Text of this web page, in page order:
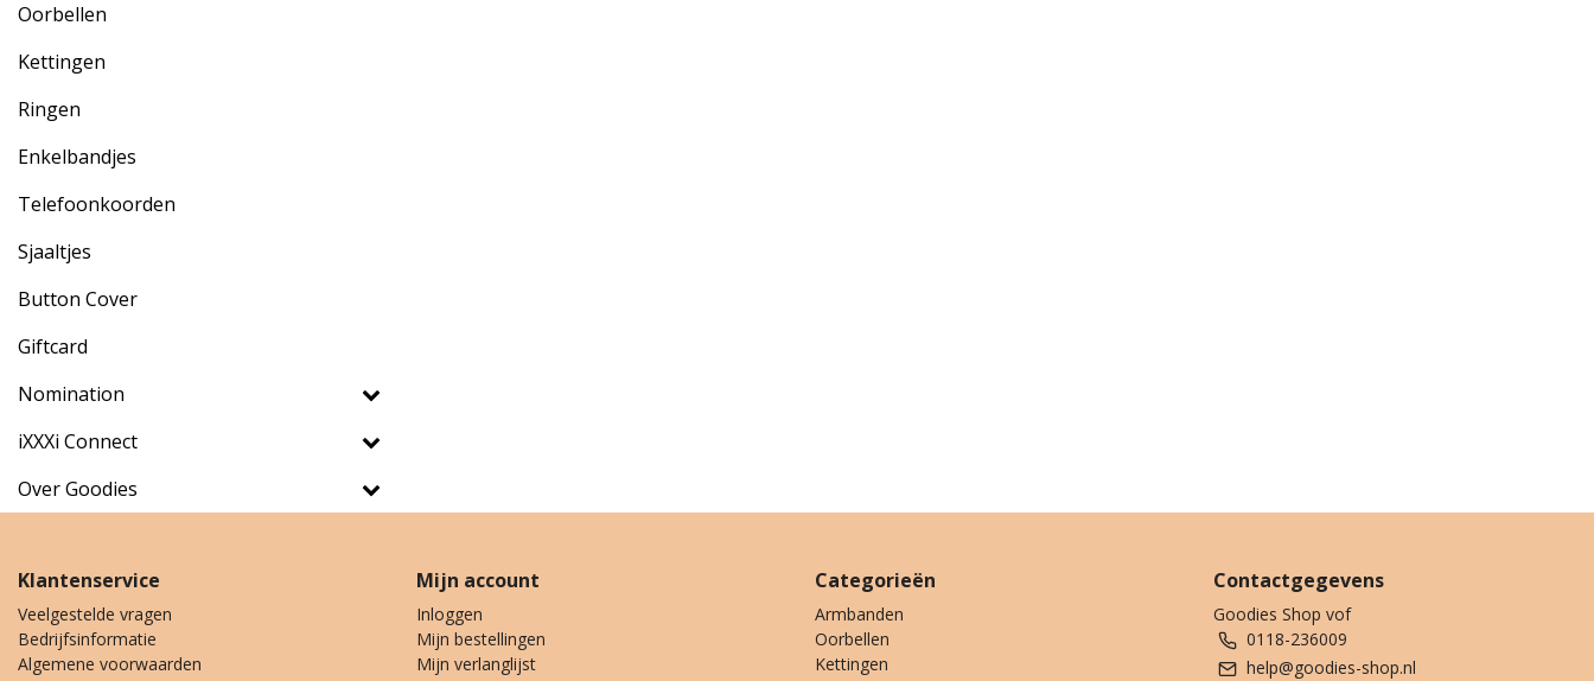
Oorbellen
Kettingen
Ringen
Enkelbandjes
Telefoonkoorden
Sjaaltjes
Button Cover
Giftcard
Nomination
iXXXi Connect
Over Goodies
Klantenservice
Veelgestelde vragen
Bedrijfsinformatie
Algemene voorwaarden
Mijn account
Inloggen
Mijn bestellingen
Mijn verlanglijst
Categorieën
Armbanden
Oorbellen
Kettingen
Contactgegevens
Goodies Shop vof
0118-236009
help@goodies-shop.nl